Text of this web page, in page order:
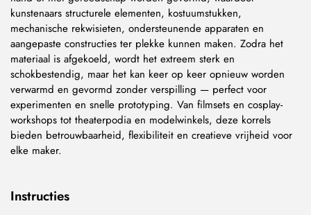
kunstenaars structurele elementen, kostuumstukken,
mechanische rekwisieten, ondersteunende apparaten en
aangepaste constructies ter plekke kunnen maken. Zodra het
materiaal is afgekoeld, wordt het extreem sterk en
schokbestendig, maar het kan keer op keer opnieuw worden
verwarmd en gevormd zonder verspilling — perfect voor
experimenten en snelle prototyping. Van filmsets en cosplay-
workshops tot theaterpodia en modelwinkels, deze korrels
bieden betrouwbaarheid, flexibiliteit en creatieve vrijheid voor
elke maker.
Instructies